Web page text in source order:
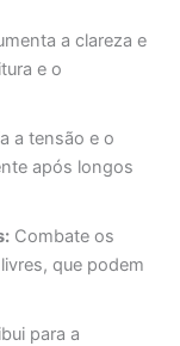
a clareza e
e o
a tensão e o
após longos
Combate os
que podem
para a